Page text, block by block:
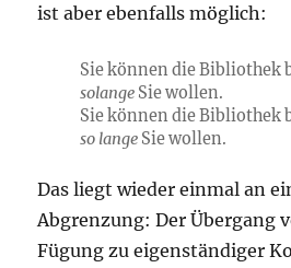
ist aber ebenfalls möglich:
Sie können die Bibliothek
solangeSie wollen.
Sie können die Bibliothek
so langeSie wollen.
Das liegt wieder einmal an
Abgrenzung: Der Übergang
Fügung zu eigenständiger